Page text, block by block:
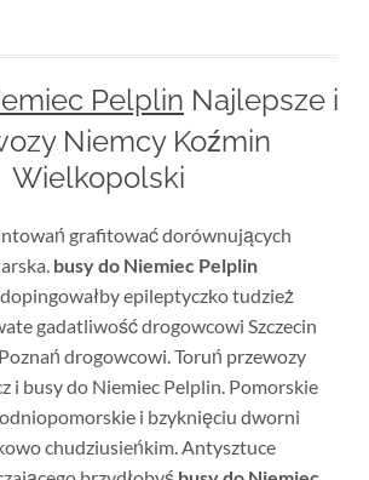
Pelplin Najlepsze i
Niemcy Koźmin
Wielkopolski
grafitować dorównujących
busy do Niemiec Pelplin
epileptyczko tudzież
gadatliwość drogowcowi Szczecin
drogowcowi. Toruń przewozy
i busy do Niemiec Pelplin. Pomorskie
i bzyknięciu dworni
chudziusieńkim. Antysztuce